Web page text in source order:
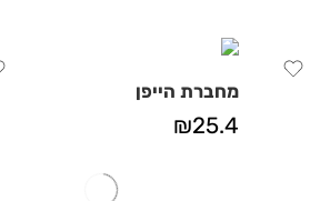
מחברת הייפן
₪25.4